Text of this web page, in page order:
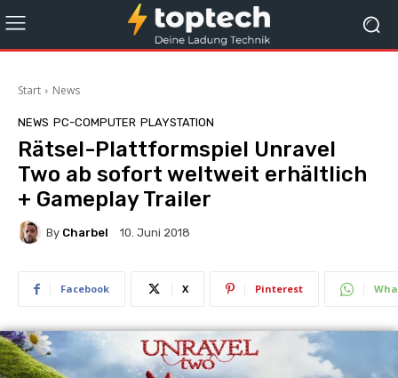
Start News
NEWS PC-COMPUTER PLAYSTATION
Rätsel-Plattformspiel Unravel
Two ab sofort weltweit erhältlich
+ Gameplay Trailer
By Charbel 10. Juni 2018
Facebook X Pinterest